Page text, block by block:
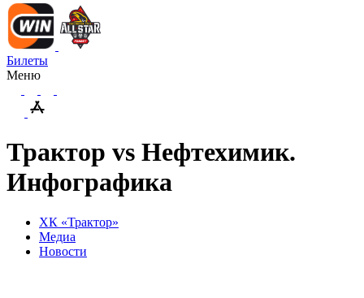
Билеты
Меню
Трактор vs Нефтехимик.
Инфографика
ХК «Трактор»
Медиа
Новости